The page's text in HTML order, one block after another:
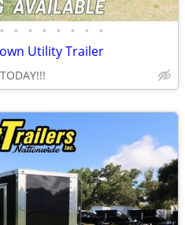
• • • • • • • •
Utility Trailer